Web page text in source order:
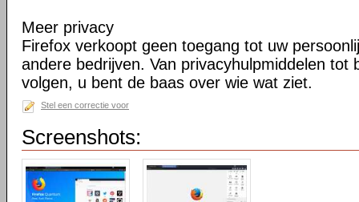
Meer privacy
Firefox verkoopt geen toegang tot uw
andere bedrijven. Van privacyhulpmiddelen tot
volgen, u bent de baas over wie wat ziet.
Stel een correctie voor
Screenshots: